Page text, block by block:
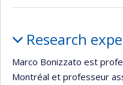
Research
Marco Bonizzato est
Montréal et professeur